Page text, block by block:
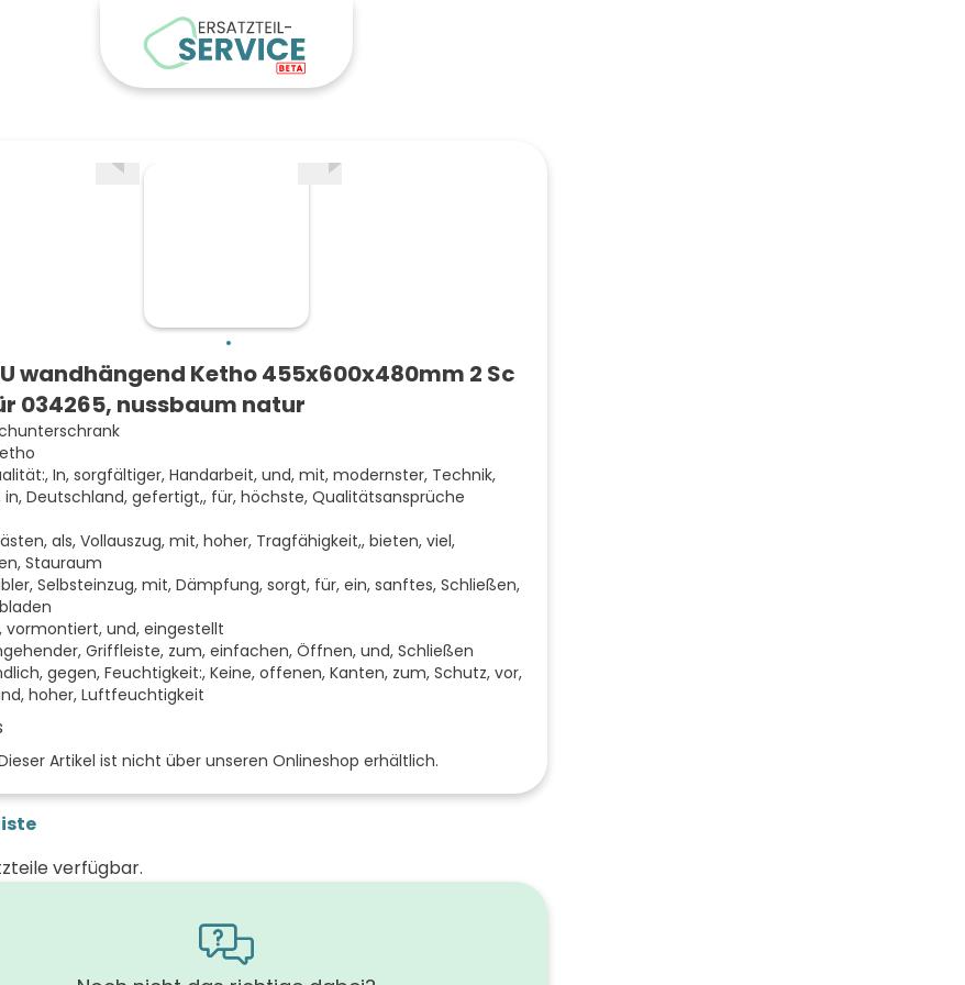
wandhängend Ketho 455x600x480mm 2 Sc
034265, nussbaum natur
In, sorgfältiger, Handarbeit, und, mit, modernster, Technik,
Deutschland, gefertigt,, für, höchste, Qualitätsansprüche
als, Vollauszug, mit, hoher, Tragfähigkeit,, bieten, viel,
Stauraum
Selbsteinzug, mit, Dämpfung, sorgt, für, ein, sanftes, Schließen,
vormontiert, und, eingestellt
Griffleiste, zum, einfachen, Öffnen, und, Schließen
gegen, Feuchtigkeit:, Keine, offenen, Kanten, zum, Schutz, vor,
hoher, Luftfeuchtigkeit
Fächer (Stück)
Türen (Stück)
Artikel ist nicht über unseren Onlineshop erhältlich.
verfügbar.